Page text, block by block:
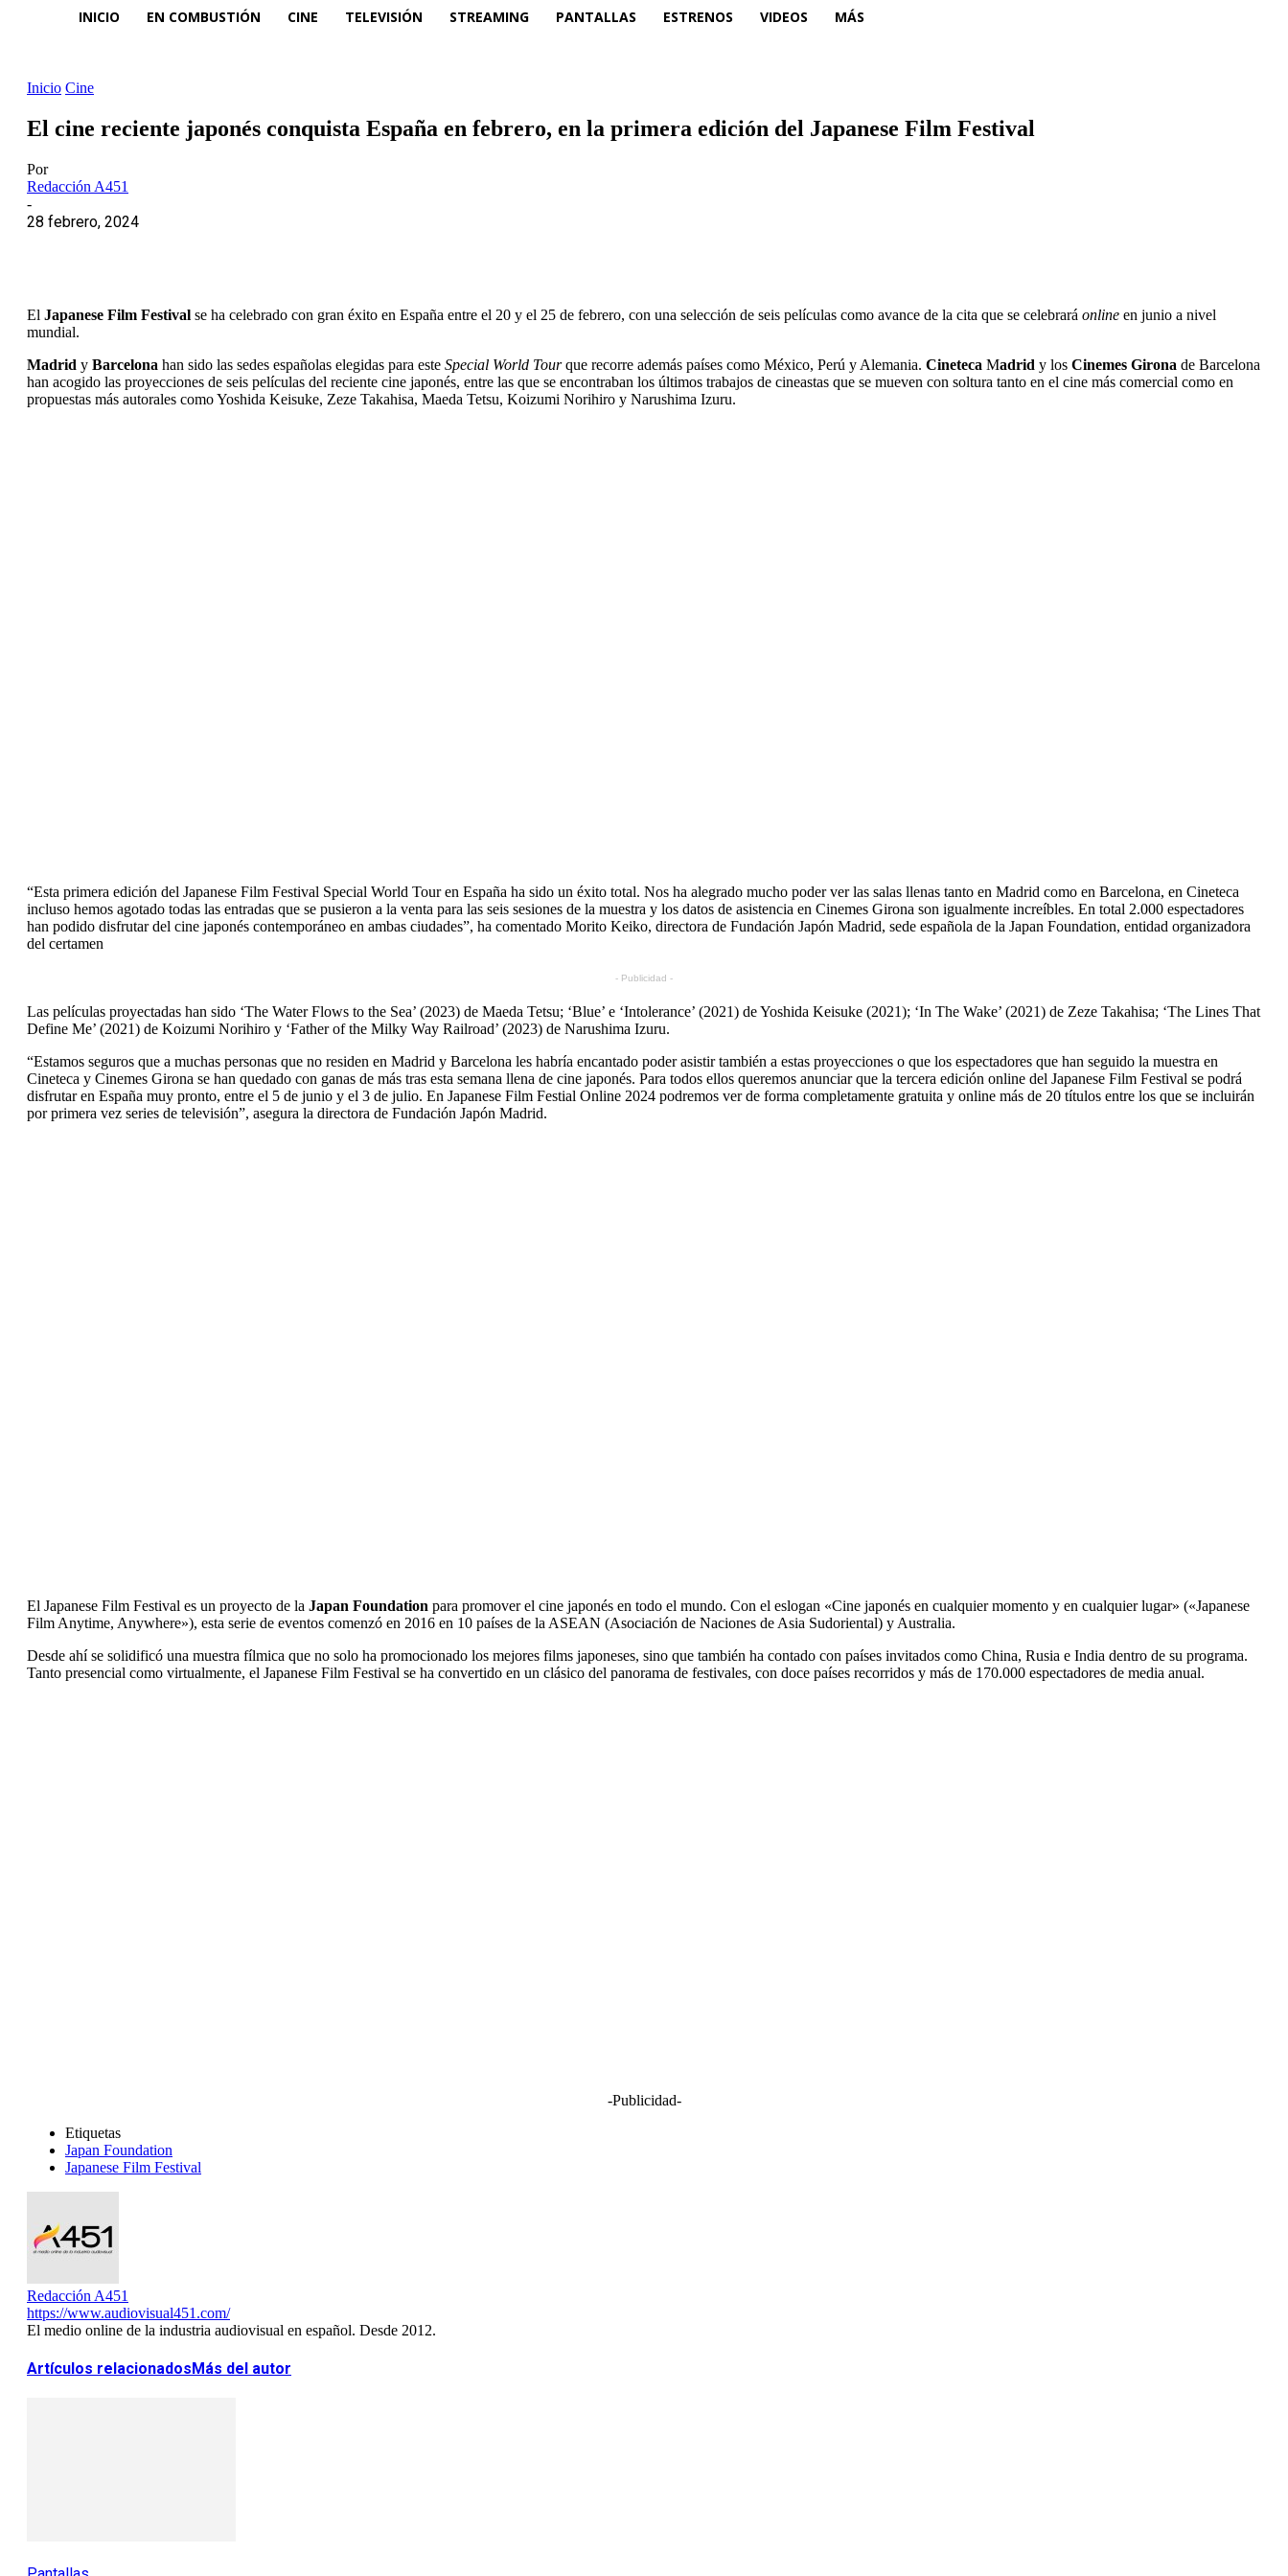
INICIO EN COMBUSTIÓN CINE TELEVISIÓN STREAMING PANTALLAS ESTRENOS VIDEOS MÁS
Inicio Cine
El cine reciente japonés conquista España en febrero, en la primera edición del Japanese Film Festival
Por
Redacción A451
-
28 febrero, 2024
El Japanese Film Festival se ha celebrado con gran éxito en España entre el 20 y el 25 de febrero, con una selección de seis películas como avance de la cita que se celebrará online en junio a nivel
mundial.
Madrid y Barcelona han sido las sedes españolas elegidas para este Special World Tourque recorre además países como México, Perú y Alemania. Cineteca Madrid y los Cinemes Girona de Barcelona
han acogido las proyecciones de seis películas del reciente cine japonés, entre las que se encontraban los últimos trabajos de cineastas que se mueven con soltura tanto en el cine más comercial como en
propuestas más autorales como Yoshida Keisuke, Zeze Takahisa, Maeda Tetsu, Koizumi Norihiro y Narushima Izuru.
“Esta primera edición del Japanese Film Festival Special World Tour en España ha sido un éxito total. Nos ha alegrado mucho poder ver las salas llenas tanto en Madrid como en Barcelona, en Cineteca
incluso hemos agotado todas las entradas que se pusieron a la venta para las seis sesiones de la muestra y los datos de asistencia en Cinemes Girona son igualmente increíbles. En total 2.000 espectadores
han podido disfrutar del cine japonés contemporáneo en ambas ciudades”, ha comentado Morito Keiko, directora de Fundación Japón Madrid, sede española de la Japan Foundation, entidad organizadora
del certamen
- Publicidad -
Las películas proyectadas han sido ‘The Water Flows to the Sea’ (2023) de Maeda Tetsu; ‘Blue’ e ‘Intolerance’ (2021) de Yoshida Keisuke (2021); ‘In The Wake’ (2021) de Zeze Takahisa; ‘The Lines That
Define Me’ (2021) de Koizumi Norihiro y ‘Father of the Milky Way Railroad’ (2023) de Narushima Izuru.
“Estamos seguros que a muchas personas que no residen en Madrid y Barcelona les habría encantado poder asistir también a estas proyecciones o que los espectadores que han seguido la muestra en
Cineteca y Cinemes Girona se han quedado con ganas de más tras esta semana llena de cine japonés. Para todos ellos queremos anunciar que la tercera edición online del Japanese Film Festival se podrá
disfrutar en España muy pronto, entre el 5 de junio y el 3 de julio. En Japanese Film Festial Online 2024 podremos ver de forma completamente gratuita y online más de 20 títulos entre los que se incluirán
por primera vez series de televisión”, asegura la directora de Fundación Japón Madrid.
El Japanese Film Festival es un proyecto de la Japan Foundation para promover el cine japonés en todo el mundo. Con el eslogan «Cine japonés en cualquier momento y en cualquier lugar» («Japanese
Film Anytime, Anywhere»), esta serie de eventos comenzó en 2016 en 10 países de la ASEAN (Asociación de Naciones de Asia Sudoriental) y Australia.
Desde ahí se solidificó una muestra fílmica que no solo ha promocionado los mejores films japoneses, sino que también ha contado con países invitados como China, Rusia e India dentro de su programa.
Tanto presencial como virtualmente, el Japanese Film Festival se ha convertido en un clásico del panorama de festivales, con doce países recorridos y más de 170.000 espectadores de media anual.
-Publicidad-
Etiquetas
Japan Foundation
Japanese Film Festival
Redacción A451
https://www.audiovisual451.com/
El medio online de la industria audiovisual en español. Desde 2012.
Artículos relacionadosMás del autor